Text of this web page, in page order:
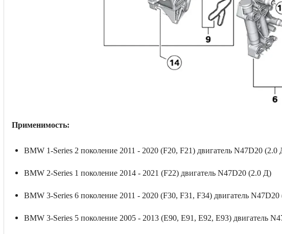
Применимость:
ВМW 1-Sеriеs 2 поколение 2011 - 2020 (F20, F21) двигатель N47D20 (2.0
ВМW 2-Sеriеs 1 поколение 2014 - 2021 (F22) двигатель N47D20 (2.0 Д)
ВМW 3-Sеriеs 6 поколение 2011 - 2020 (F30, F31, F34) двигатель
ВМW 3-Sеriеs 5 поколение 2005 - 2013 (Е90, Е91, Е92, Е93) двигатель